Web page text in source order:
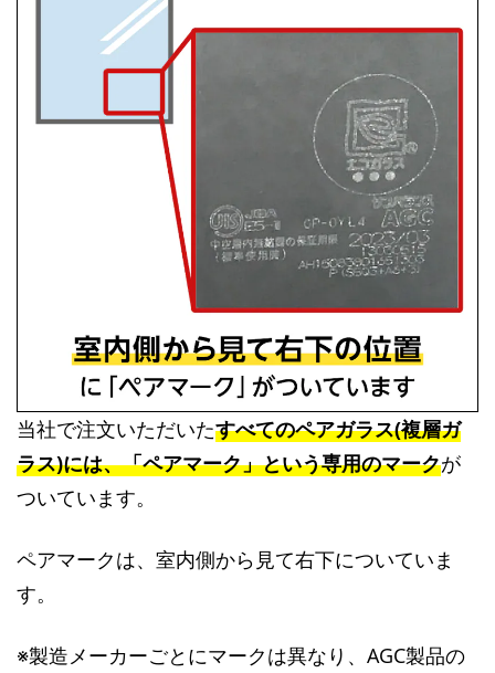
当社で注文いただいたすべてのペアガラス(複層ガ
ラス)には、「ペアマーク」という専用のマークが
ついています。
ペアマークは、室内側から見て右下についていま
す。
※製造メーカーごとにマークは異なり、AGC製品の